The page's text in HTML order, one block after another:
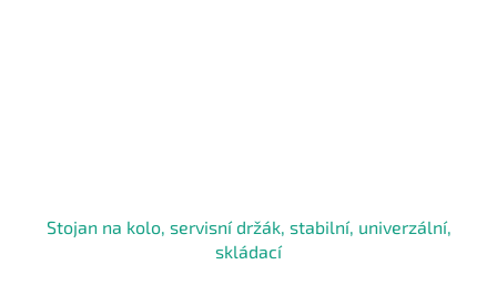
Stojan na kolo, servisní držák, stabilní, univerzální,
skládací